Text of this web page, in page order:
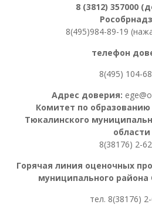
8 (3812) 357000
8(495)984-89-19
телефон
8(495) 104-
Адрес доверия:
Комитет по
Тюкалинского
области
8(38176) 2-
Горячая линия оценочных
муниципального
тел. 8(38176)